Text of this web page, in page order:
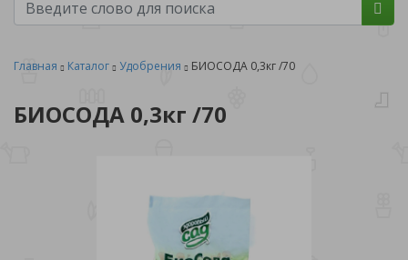
Главная Каталог Удобрения БИОСОДА 0,3кг /70
БИОСОДА 0,3кг /70